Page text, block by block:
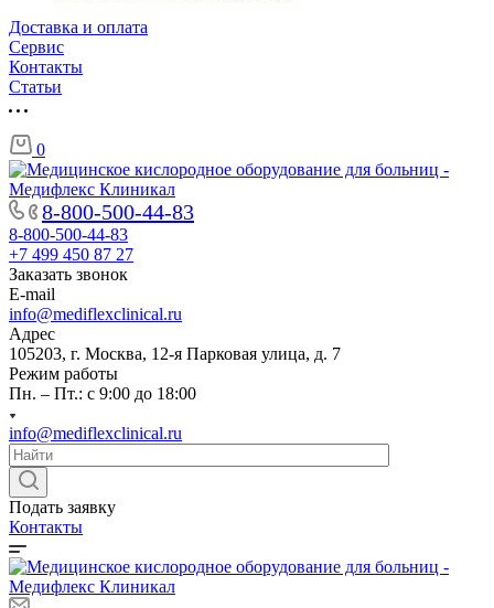
Доставка и оплата
Cервис
Контакты
Статьи
0
8-800-500-44-83
8-800-500-44-83
+7 499 450 87 27
Заказать звонок
E-mail
info@mediflexclinical.ru
Адрес
105203, г. Москва, 12-я Парковая улица, д. 7
Режим работы
Пн. – Пт.: с 9:00 до 18:00
info@mediflexclinical.ru
Подать заявку
Контакты